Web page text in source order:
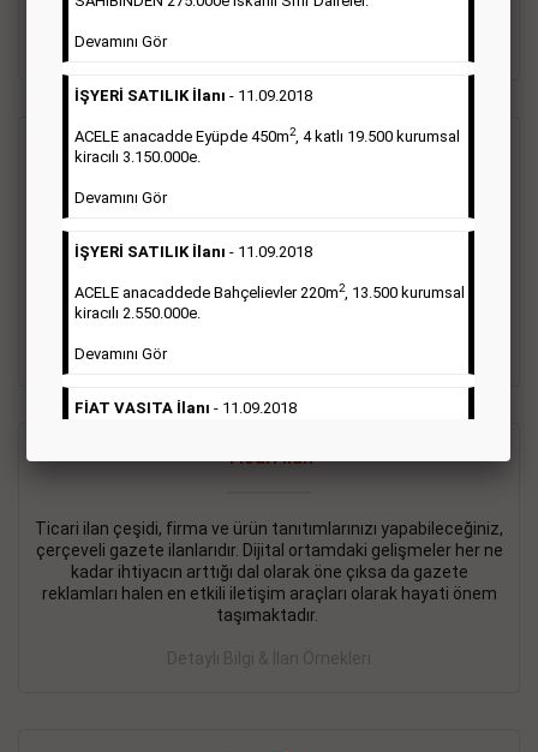
Detaylı Bilgi & İlan Örnekleri
Vasıta İlanı
Sarı sayfa ilanlar alım- satım, duyuru, mini reklam şeklinde
ifade edilebilen ilanlardır. Gazetelerin tirajını önemli ölçüde
etkilerler ve gazete gelirlerinin de önemli bir bölümünü
oluştururlar.Sabah sarı sayfa eleman ilanlarında 6 kelime
sayısı şartı aranmamaktadır.
Detaylı Bilgi & İlan Örnekleri
Ticari İlan
Ticari ilan çeşidi, firma ve ürün tanıtımlarınızı yapabileceğiniz,
çerçeveli gazete ilanlarıdır. Dijital ortamdaki gelişmeler her ne
kadar ihtiyacın arttığı dal olarak öne çıksa da gazete
reklamları halen en etkili iletişim araçları olarak hayati önem
taşımaktadır.
Detaylı Bilgi & İlan Örnekleri
Devamını Gör
İŞYERİ SATILIK İlanı - 11.09.2018
ACELE anacadde Eyüpde 450m2, 4 katlı 19.500 kurumsal
kiracılı 3.150.000e.
Devamını Gör
İŞYERİ SATILIK İlanı - 11.09.2018
ACELE anacaddede Bahçelievler 220m2, 13.500 kurumsal
kiracılı 2.550.000e.
Devamını Gör
FİAT VASITA İlanı - 11.09.2018
2.800.000e kurumsal mağaza.
BAKIRKÖY SATILIK İlanı- 11.09.2018
KARTALTEPEde kelepir 2+ 1 satılık daire